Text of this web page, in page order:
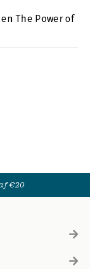
The Power of
€20